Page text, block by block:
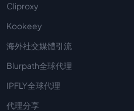
Cliproxy
Kookeey
海外社交媒體引流
Blurpath全球代理
IPFLY全球代理
代理分享